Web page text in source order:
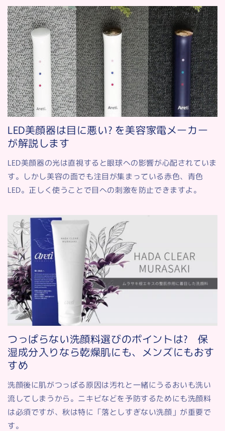
LED美顔器は目に悪い? を美容家電メーカー
が解説します
LED美顔器の光は直視すると眼球への影響が心配されていま
す。しかし美容の面でも注目が集まっている赤色、青色
LED。正しく使うことで目への刺激を防止できますよ。
つっぱらない洗顔料選びのポイントは? 保
湿成分入りなら乾燥肌にも、メンズにもおす
すめ
洗顔後に肌がつっぱる原因は汚れと一緒にうるおいも洗い
流してしまうから。ニキビなどを予防するためにも洗顔料
は必須ですが、秋は特に「落としすぎない洗顔」が重要で
す。